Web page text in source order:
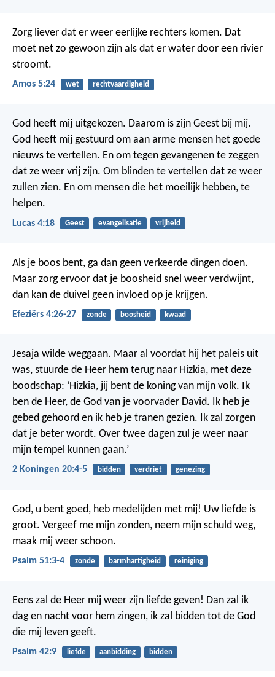
Zorg liever dat er weer eerlijke rechters komen. Dat
moet net zo gewoon zijn als dat er water door een rivier
stroomt.
Amos 5:24 wet rechtvaardigheid
God heeft mij uitgekozen. Daarom is zijn Geest bij mij.
God heeft mij gestuurd om aan arme mensen het goede
nieuws te vertellen. En om tegen gevangenen te zeggen
dat ze weer vrij zijn. Om blinden te vertellen dat ze weer
zullen zien. En om mensen die het moeilijk hebben, te
helpen.
Lucas 4:18 Geest evangelisatie vrijheid
Als je boos bent, ga dan geen verkeerde dingen doen.
Maar zorg ervoor dat je boosheid snel weer verdwijnt,
dan kan de duivel geen invloed op je krijgen.
Efeziërs 4:26-27 zonde boosheid kwaad
Jesaja wilde weggaan. Maar al voordat hij het paleis uit
was, stuurde de Heer hem terug naar Hizkia, met deze
boodschap: ‘Hizkia, jij bent de koning van mijn volk. Ik
ben de Heer, de God van je voorvader David. Ik heb je
gebed gehoord en ik heb je tranen gezien. Ik zal zorgen
dat je beter wordt. Over twee dagen zul je weer naar
mijn tempel kunnen gaan.’
2 Koningen 20:4-5 bidden verdriet genezing
God, u bent goed, heb medelijden met mij! Uw liefde is
groot. Vergeef me mijn zonden, neem mijn schuld weg,
maak mij weer schoon.
Psalm 51:3-4 zonde barmhartigheid reiniging
Eens zal de Heer mij weer zijn liefde geven! Dan zal ik
dag en nacht voor hem zingen, ik zal bidden tot de God
die mij leven geeft.
Psalm 42:9 liefde aanbidding bidden